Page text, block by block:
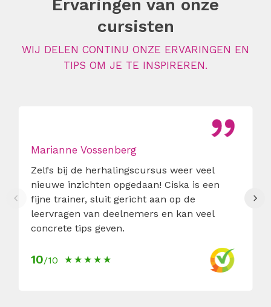
Ervaringen van onze
cursisten
WIJ DELEN CONTINU ONZE ERVARINGEN EN
TIPS OM JE TE INSPIREREN.
Marianne Vossenberg
Zelfs bij de herhalingscursus weer veel
nieuwe inzichten opgedaan! Ciska is een
fijne trainer, sluit gericht aan op de
leervragen van deelnemers en kan veel
concrete tips geven.
10/10